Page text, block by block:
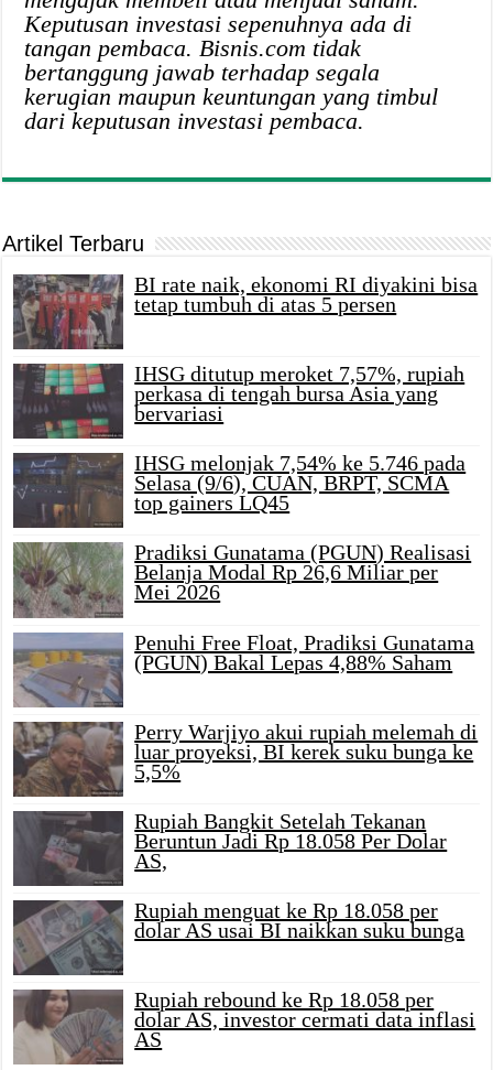
Keputusan investasi sepenuhnya ada di
tangan pembaca. Bisnis.com tidak
bertanggung jawab terhadap segala
kerugian maupun keuntungan yang timbul
dari keputusan investasi pembaca.
Artikel Terbaru
BI rate naik, ekonomi RI diyakini bisa
tetap tumbuh di atas 5 persen
IHSG ditutup meroket 7,57%, rupiah
perkasa di tengah bursa Asia yang
bervariasi
IHSG melonjak 7,54% ke 5.746 pada
Selasa (9/6), CUAN, BRPT, SCMA
top gainers LQ45
Pradiksi Gunatama (PGUN) Realisasi
Belanja Modal Rp 26,6 Miliar per
Mei 2026
Penuhi Free Float, Pradiksi Gunatama
(PGUN) Bakal Lepas 4,88% Saham
Perry Warjiyo akui rupiah melemah di
luar proyeksi, BI kerek suku bunga ke
5,5%
Rupiah Bangkit Setelah Tekanan
Beruntun Jadi Rp 18.058 Per Dolar
AS,
Rupiah menguat ke Rp 18.058 per
dolar AS usai BI naikkan suku bunga
Rupiah rebound ke Rp 18.058 per
dolar AS, investor cermati data inflasi
AS